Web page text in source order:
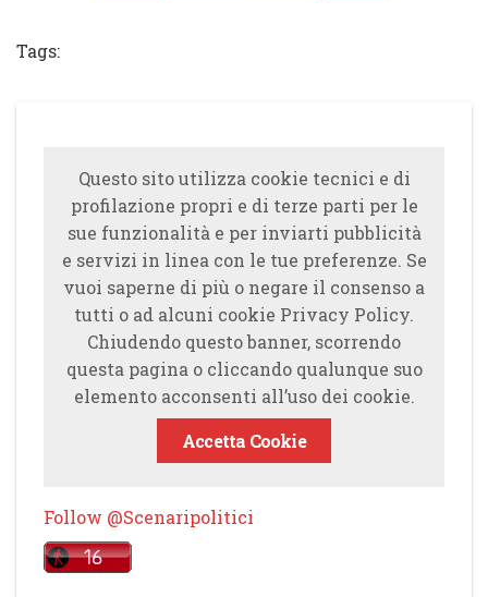
Tags:
Questo sito utilizza cookie tecnici e di
profilazione propri e di terze parti per le
sue funzionalità e per inviarti pubblicità
e servizi in linea con le tue preferenze. Se
vuoi saperne di più o negare il consenso a
tutti o ad alcuni cookie Privacy Policy.
Chiudendo questo banner, scorrendo
questa pagina o cliccando qualunque suo
elemento acconsenti all’uso dei cookie.
Accetta Cookie
Follow @Scenaripolitici